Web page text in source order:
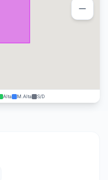
Alta M.Alta S/D